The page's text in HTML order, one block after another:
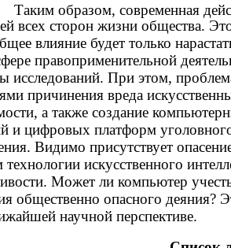
Таким образом, современная
всех сторон жизни общества.
влияние будет только
правоприменительной
исследований. При этом,
причинения вреда
а также создание
и цифровых платформ
Видимо присутствует
технологии искусственного
Может ли компьютер
общественно опасного деяния?
научной перспективе.